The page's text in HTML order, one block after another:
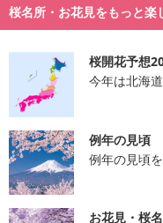
桜名所・お花見をもっと楽
桜開花予想
今年は北海
例年の見頃
例年の見頃
お花見・桜